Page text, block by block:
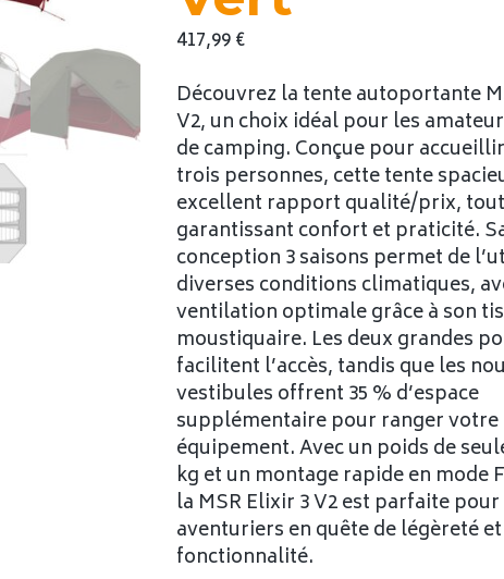
417,99€
Découvrez la tente autoportante
V2, un choix idéal pour les
de camping. Conçue pour
trois personnes, cette tente
excellent rapport qualité/prix,
garantissant confort et praticité.
conception 3 saisons permet de
diverses conditions climatiques,
ventilation optimale grâce à son
moustiquaire. Les deux grandes
facilitent l’accès, tandis que les
vestibules offrent 35 % d’espace
supplémentaire pour ranger votre
équipement. Avec un poids de
kg et un montage rapide en mode
la MSR Elixir 3 V2 est parfaite
aventuriers en quête de légèreté
fonctionnalité.